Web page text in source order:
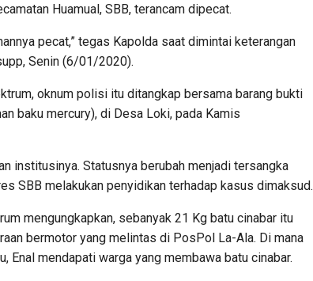
Huamual, SBB, terancam dipecat.
pecat,” tegas Kapolda saat dimintai keterangan
Senin (6/01/2020).
oknum polisi itu ditangkap bersama barang bukti
baku mercury), di Desa Loki, pada Kamis
institusinya. Statusnya berubah menjadi tersangka
SBB melakukan penyidikan terhadap kasus dimaksud.
mengungkapkan, sebanyak 21 Kg batu cinabar itu
bermotor yang melintas di PosPol La-Ala. Di mana
Enal mendapati warga yang membawa batu cinabar.